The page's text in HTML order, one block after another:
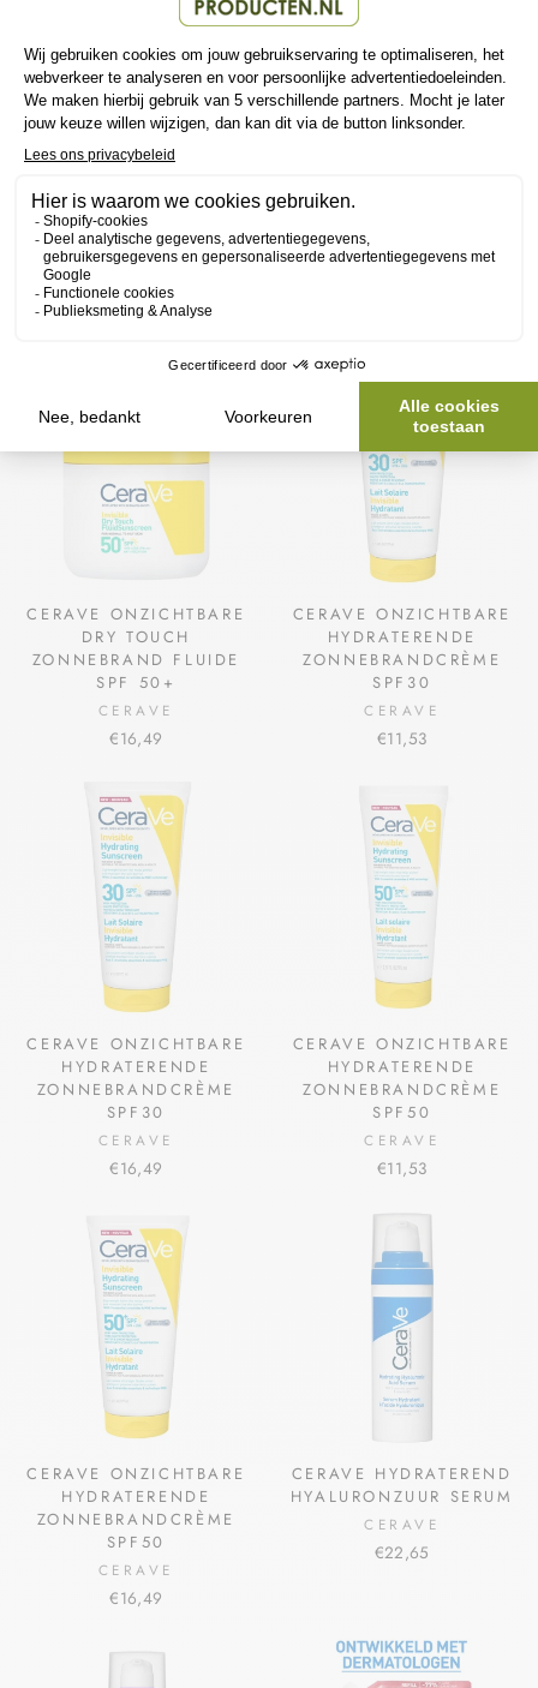
CERAVE HYDRATERENDE
GEZICHTSCRÈME -
NACHTCRÈME
€18,65
CERAVE HA WATER GEL
CERAVE
€19,95
CERAVE ONZICHTBARE
DRY TOUCH
ZONNEBRAND FLUIDE
SPF 50+
CERAVE
€16,49
CERAVE ONZICHTBARE
HYDRATERENDE
ZONNEBRANDCRÈME
SPF30
CERAVE
€11,53
CERAVE ONZICHTBARE
HYDRATERENDE
ZONNEBRANDCRÈME
SPF30
CERAVE
€16,49
CERAVE ONZICHTBARE
HYDRATERENDE
ZONNEBRANDCRÈME
SPF50
CERAVE
€11,53
CERAVE ONZICHTBARE
HYDRATERENDE
ZONNEBRANDCRÈME
SPF50
CERAVE
€16,49
CERAVE HYDRATEREND
HYALURONZUUR SERUM
CERAVE
€22,65